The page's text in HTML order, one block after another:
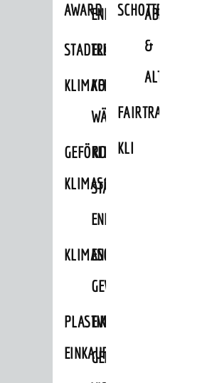
AWARDENERGIEBERATUNG
STADTRADELN
KLIMAFITKOMMUNALE
WÄRMEPLANUNG
GEFÖRDERTE
KLIMASCHUTZMASSNAHMEN
KLIMASCHUTZKONZEPT
STÄDTISCHES
ENERGIEMANAGEMENT
KLIMASCHUTZKOMMISSION
ENERGIEKARAWANE
GEWERBE
PLASTIKTÜTENFREIE
EINKAUFSSTADT
EVENTS
GEMEINSAME
SCHOTTERGÄRTEN
ABFALL
&
ALTLASTEN
FAIRTRADE